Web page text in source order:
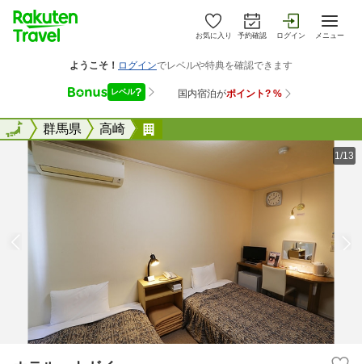
お気に入り 予約確認 ログイン メニュー
全国群馬県 高崎
全国
1/13